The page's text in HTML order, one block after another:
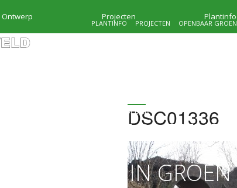
HOVENIERSBEDRIJF
KRAMER & MOLENVELD
MAATWERK IN GROEN
OPENBAAR GROEN
PROJECTEN
PLANTINFO
Ontwerp Projecten Plantinfo
DSC01336